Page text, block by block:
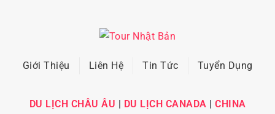
Giới Thiệu Liên Hệ Tin Tức Tuyển Dụng
DU LỊCH CHÂU ÂU | DU LỊCH CANADA | CHINA